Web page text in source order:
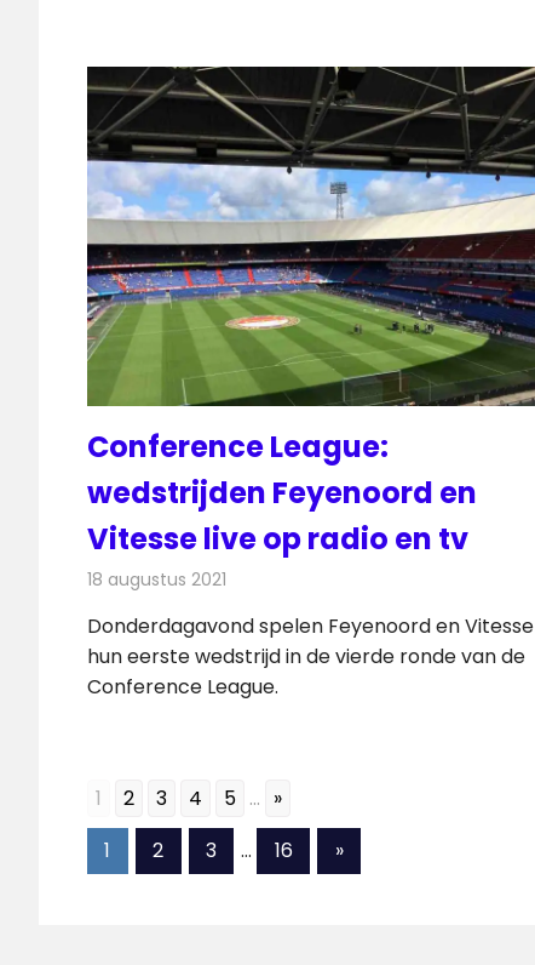
Conference League:
wedstrijden Feyenoord en
Vitesse live op radio en tv
18 augustus 2021
Donderdagavond spelen Feyenoord en Vitesse
hun eerste wedstrijd in de vierde ronde van de
Conference League.
1 2 3 4 5 ... »
Berichten
1 2 3 … 16
Volgende
berichten
»